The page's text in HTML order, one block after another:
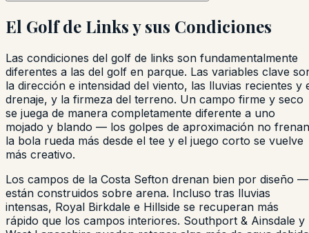
El Golf de Links y sus Condiciones
Las condiciones del golf de links son fundamentalmente
diferentes a las del golf en parque. Las variables clave
la dirección e intensidad del viento, las lluvias recientes y
drenaje, y la firmeza del terreno. Un campo firme y seco
se juega de manera completamente diferente a uno
mojado y blando — los golpes de aproximación no
la bola rueda más desde el tee y el juego corto se vuelve
más creativo.
Los campos de la Costa Sefton drenan bien por diseño —
están construidos sobre arena. Incluso tras lluvias
intensas, Royal Birkdale e Hillside se recuperan más
rápido que los campos interiores. Southport & Ainsdale y